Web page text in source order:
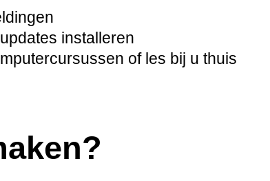
installeren
of les bij u thuis